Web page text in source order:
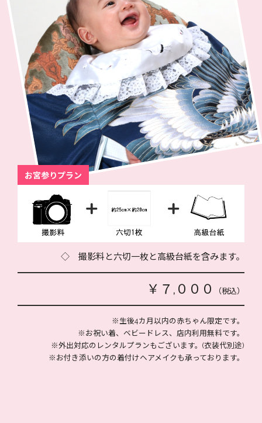
お宮参りプラン
◇ 撮影料と六切一枚と高級台紙を含みます。
￥７,０００ （税込）
※生後4カ月以内の赤ちゃん限定です。
※お祝い着、ベビードレス、店内利用無料です。
※外出対応のレンタルプランもございます。(衣装代別途)
※お付き添いの方の着付けヘアメイクも承っております。